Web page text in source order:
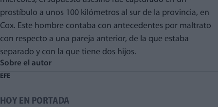
prostíbulo a unos 100 kilómetros al sur de la provincia, en
Cox. Este hombre contaba con antecedentes por maltrato
con respecto a una pareja anterior, de la que estaba
separado y con la que tiene dos hijos.
Sobre el autor
EFE
HOY EN PORTADA